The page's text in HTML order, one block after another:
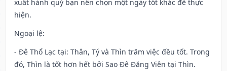
xuất hành quý bạn nên chọn một ngày tốt khác để thực
hiện.
Ngoại lệ:
- Đê Thổ Lạc tại: Thân, Tý và Thìn trăm việc đều tốt. Trong
đó, Thìn là tốt hơn hết bởi Sao Đê Đăng Viên tại Thìn.